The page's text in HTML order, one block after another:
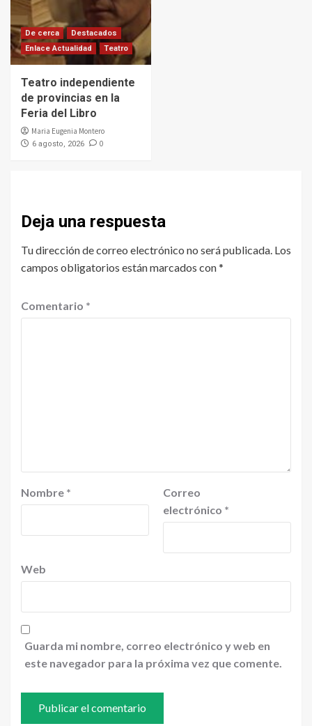
De cerca
Destacados
Enlace Actualidad
Teatro
Teatro independiente
de provincias en la
Feria del Libro
Maria Eugenia Montero
6 agosto, 2026 0
Deja una respuesta
Tu dirección de correo electrónico no será publicada. Los
campos obligatorios están marcados con*
Comentario *
Nombre *
Correo
electrónico *
Web
Guarda mi nombre, correo electrónico y web en
este navegador para la próxima vez que comente.